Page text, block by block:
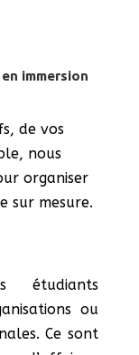
immersion
de vos
nous
organiser
sur mesure.
étudiants
ou
Ce sont